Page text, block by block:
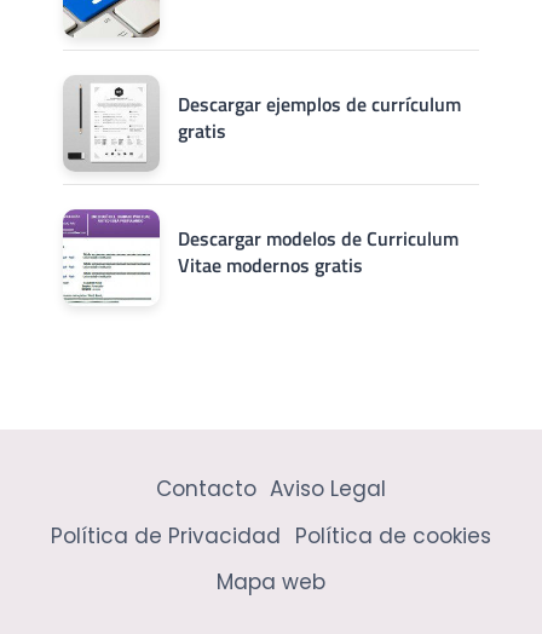
Descargar ejemplos de currículum
gratis
Descargar modelos de Curriculum
Vitae modernos gratis
Contacto Aviso Legal
Política de Privacidad Política de cookies
Mapa web